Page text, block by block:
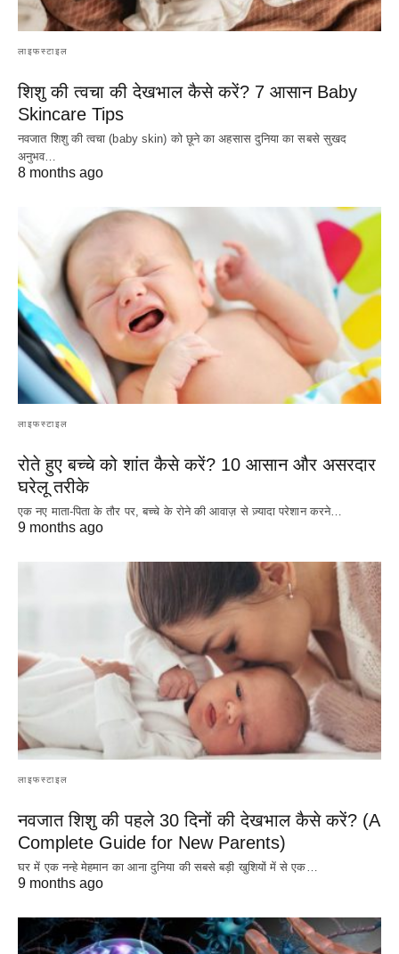
लाइफस्टाइल
शिशु की त्वचा की देखभाल कैसे करें? 7 आसान Baby
Skincare Tips
नवजात शिशु की त्वचा (baby skin) को छूने का अहसास दुनिया का सबसे सुखद
अनुभव…
8 months ago
लाइफस्टाइल
रोते हुए बच्चे को शांत कैसे करें? 10 आसान और असरदार
घरेलू तरीके
एक नए माता-पिता के तौर पर, बच्चे के रोने की आवाज़ से ज़्यादा परेशान करने…
9 months ago
लाइफस्टाइल
नवजात शिशु की पहले 30 दिनों की देखभाल कैसे करें? (A
Complete Guide for New Parents)
घर में एक नन्हे मेहमान का आना दुनिया की सबसे बड़ी खुशियों में से एक…
9 months ago